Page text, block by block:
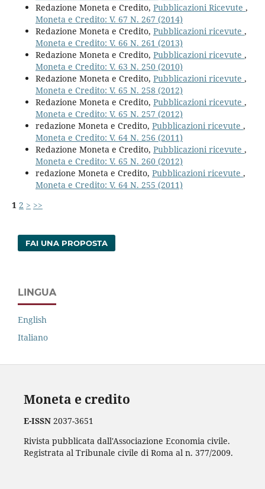
Redazione Moneta e Credito, Pubblicazioni Ricevute ,
Moneta e Credito: V. 67 N. 267 (2014)
Redazione Moneta e Credito, Pubblicazioni ricevute ,
Moneta e Credito: V. 66 N. 261 (2013)
Redazione Moneta e Credito, Pubblicazioni ricevute ,
Moneta e Credito: V. 63 N. 250 (2010)
Redazione Moneta e Credito, Pubblicazioni ricevute ,
Moneta e Credito: V. 65 N. 258 (2012)
Redazione Moneta e Credito, Pubblicazioni ricevute ,
Moneta e Credito: V. 65 N. 257 (2012)
redazione Moneta e Credito, Pubblicazioni ricevute ,
Moneta e Credito: V. 64 N. 256 (2011)
Redazione Moneta e Credito, Pubblicazioni ricevute ,
Moneta e Credito: V. 65 N. 260 (2012)
redazione Moneta e Credito, Pubblicazioni ricevute ,
Moneta e Credito: V. 64 N. 255 (2011)
1 2 > >>
FAI UNA PROPOSTA
LINGUA
English
Italiano
Moneta e credito
E-ISSN2037-3651
Rivista pubblicata dall'Associazione Economia civile.
Registrata al Tribunale civile di Roma al n. 377/2009.